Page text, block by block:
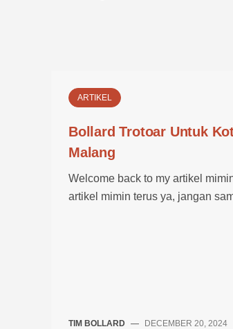
ARTIKEL
Bollard Trotoar Untuk
Malang
Welcome back to my artikel
artikel mimin terus ya, jangan
TIM BOLLARD — DECEMBER 20, 2024